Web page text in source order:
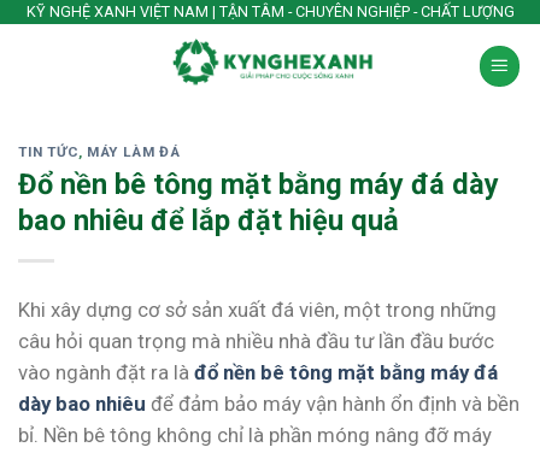
SkipKỸ NGHỆ XANH VIỆT NAM | TẬN TÂM - CHUYÊN NGHIỆP - CHẤT LƯỢNG
TIN TỨC, MÁY LÀM ĐÁ
Đổ nền bê tông mặt bằng máy đá dày
bao nhiêu để lắp đặt hiệu quả
Khi xây dựng cơ sở sản xuất đá viên, một trong những
câu hỏi quan trọng mà nhiều nhà đầu tư lần đầu bước
vào ngành đặt ra là đổ nền bê tông mặt bằng máy đá
dày bao nhiêu để đảm bảo máy vận hành ổn định và bền
bỉ. Nền bê tông không chỉ là phần móng nâng đỡ máy